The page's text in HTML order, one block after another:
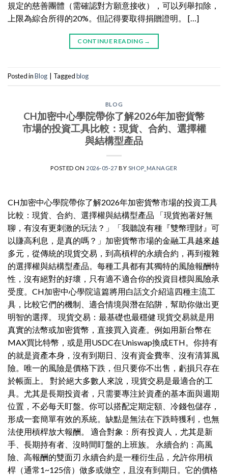
規定的慈善團體（需確認對方願意接收），可以列舉扣除，
上限為綜合所得的20%。但記得要取得捐贈證明。 […]
CONTINUE READING →
Posted inBlog Taggedblog
BLOG
CH加密中心學院帶你了解2026年加密貨幣
市場的投資工具比較：現貨、合約、選擇權
與結構型產品
POSTED ON 2026-05-27 BY SHOP_MANAGER
CH加密中心學院帶你了解2026年加密貨幣市場的投資工具
比較：現貨、合約、選擇權與結構型產品 「現貨抱著好無
聊，有沒有更刺激的玩法？」「我聽說有種『雙幣理財』可
以賺高利息，是真的嗎？」加密貨幣市場的金融工具越來越
多元，從傳統的現貨交易，到高槓桿的永續合約，再到複雜
的選擇權與結構型產品。每種工具都有其獨特的風險報酬特
性，沒有絕對的好壞，只有適不適合你的投資目標與風險承
受度。CH加密中心學院這篇將用白話文介紹這四種主流工
具，比較它們的機制、適合情境與潛在陷阱，幫助你做出更
明智的選擇。 現貨交易：最基礎也最穩健 現貨交易就是用
真實的法幣或加密貨幣，直接買入資產。例如用新台幣在
MAX買比特幣，或是用USDC在Uniswap換成ETH。你持有
的就是資產本身，沒有到期日、沒有資金費率、沒有清算風
險。唯一的風險是價格下跌，但只要你不出售，虧損只存在
於帳面上。 對於絕大多數人來說，現貨交易是最適合的工
具。尤其是長期投資者，只需要專注於資產的基本面與週期
位置，不必每天盯盤。你可以搭配定期定額、冷錢包儲存，
形成一套簡單有效的系統。缺點是無法在下跌時獲利，也無
法使用槓桿放大報酬。 適合對象：所有投資人，尤其是新
手、長期持有者、沒時間盯盤的上班族。 永續合約：高風
險、高報酬的雙面刃 永續合約是一種衍生品，允許你用槓
桿（通常1~125倍）做多或做空，且沒有到期日。它的價格